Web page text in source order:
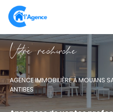
Vore recece
AGENCE IMMOBILIÈRE À MOUANS
ANTIBES